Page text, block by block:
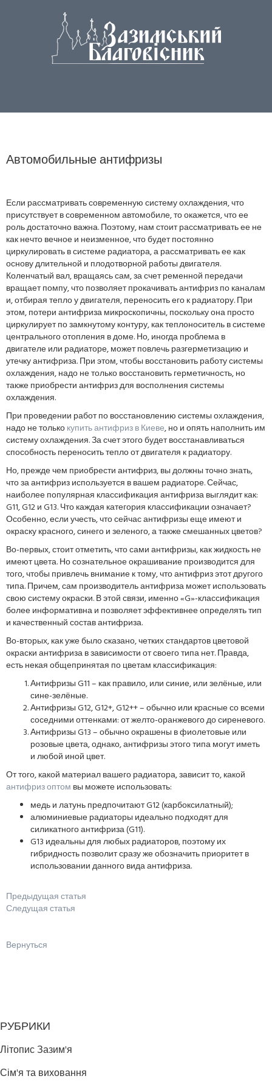
Автомобильные антифризы
Если рассматривать современную систему охлаждения, что
присутствует в современном автомобиле, то окажется, что ее
роль достаточно важна. Поэтому, нам стоит рассматривать ее не
как нечто вечное и неизменное, что будет постоянно
циркулировать в системе радиатора, а рассматривать ее как
основу длительной и плодотворной работы двигателя.
Коленчатый вал, вращаясь сам, за счет ременной передачи
вращает помпу, что позволяет прокачивать антифриз по каналам
и, отбирая тепло у двигателя, переносить его к радиатору. При
этом, потери антифриза микроскопичны, поскольку она просто
циркулирует по замкнутому контуру, как теплоноситель в системе
центрального отопления в доме. Но, иногда проблема в
двигателе или радиаторе, может повлечь разгерметизацию и
утечку антифриза. При этом, чтобы восстановить работу системы
охлаждения, надо не только восстановить герметичность, но
также приобрести антифриз для восполнения системы
охлаждения.
При проведении работ по восстановлению системы охлаждения,
надо не толькокупить антифриз в Киеве, но и опять наполнить им
систему охлаждения. За счет этого будет восстанавливаться
способность переносить тепло от двигателя к радиатору.
Но, прежде чем приобрести антифриз, вы должны точно знать,
что за антифриз используется в вашем радиаторе. Сейчас,
наиболее популярная классификация антифриза выглядит как:
G11, G12 и G13. Что каждая категория классификации означает?
Особенно, если учесть, что сейчас антифризы еще имеют и
окраску красного, синего и зеленого, а также смешанных цветов?
Во-первых, стоит отметить, что сами антифризы, как жидкость не
имеют цвета. Но сознательное окрашивание производится для
того, чтобы привлечь внимание к тому, что антифриз этот другого
типа. Причем, сам производитель антифриза может использовать
свою систему окраски. В этой связи, именно «G»-классификация
более информативна и позволяет эффективнее определять тип
и качественный состав антифриза.
Во-вторых, как уже было сказано, четких стандартов цветовой
окраски антифриза в зависимости от своего типа нет. Правда,
есть некая общепринятая по цветам классификация:
Антифризы G11 – как правило, или синие, или зелёные, или
сине-зелёные.
Антифризы G12, G12+, G12++ – обычно или красные со всеми
соседними оттенками: от желто-оранжевого до сиреневого.
Антифризы G13 – обычно окрашены в фиолетовые или
розовые цвета, однако, антифризы этого типа могут иметь
и любой иной цвет.
От того, какой материал вашего радиатора, зависит то, какой
антифриз оптом вы можете использовать:
медь и латунь предпочитают G12 (карбоксилатный);
алюминиевые радиаторы идеально подходят для
силикатного антифриза (G11).
G13 идеальны для любых радиаторов, поэтому их
гибридность позволит сразу же обозначить приоритет в
использовании данного вида антифриза.
Предыдущая статья
Следущая статья
Вернуться
РУБРИКИ
Літопис Зазим'я
Сім'я та виховання